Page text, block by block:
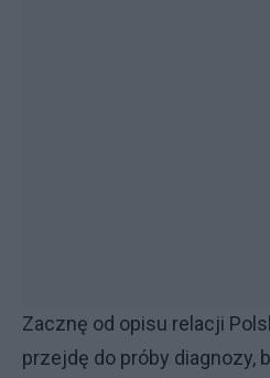
Zacznę od opisu relacji
przejdę do próby diagnozy,